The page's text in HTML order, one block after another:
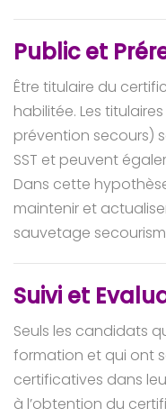
Public et
Être titulaire du
habilitée. Les
prévention secours)
SST et peuvent
Dans cette
maintenir et
sauvetage
Suivi et
Seuls les candidats
formation et qui ont
certificatives dans
à l’obtention du